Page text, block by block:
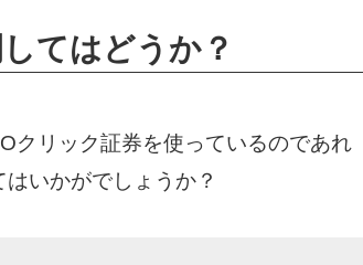
てはどうか？
クリック証券を使っているのであれ
いかがでしょうか？